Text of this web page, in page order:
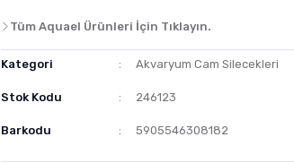
Tüm Aquael Ürünleri İçin Tıklayın.
Kategori Akvaryum Cam Silecekleri
Stok Kodu 246123
Barkodu 5905546308182